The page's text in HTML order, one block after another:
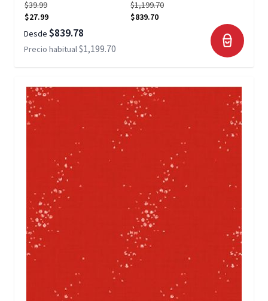
$39.99
$27.99
$1,199.70
$839.70
Desde $839.78
Precio habitual$1,199.70